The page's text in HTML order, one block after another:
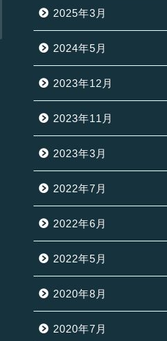
2025年3月
2024年5月
2023年12月
2023年11月
2023年3月
2022年7月
2022年6月
2022年5月
2020年8月
2020年7月